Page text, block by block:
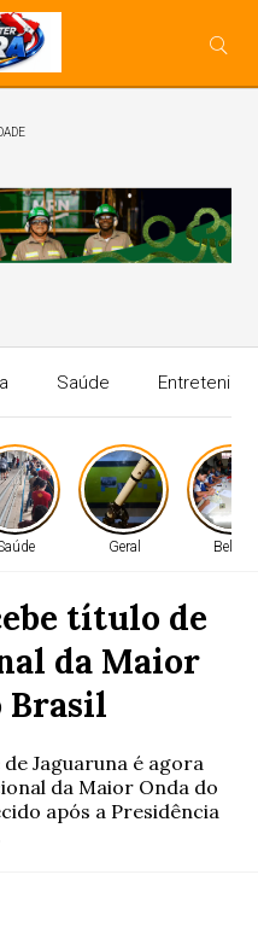
Saúde
Geral Belém
título de
da Maior
Brasil
Jaguaruna é agora
da Maior Onda do
após a Presidência